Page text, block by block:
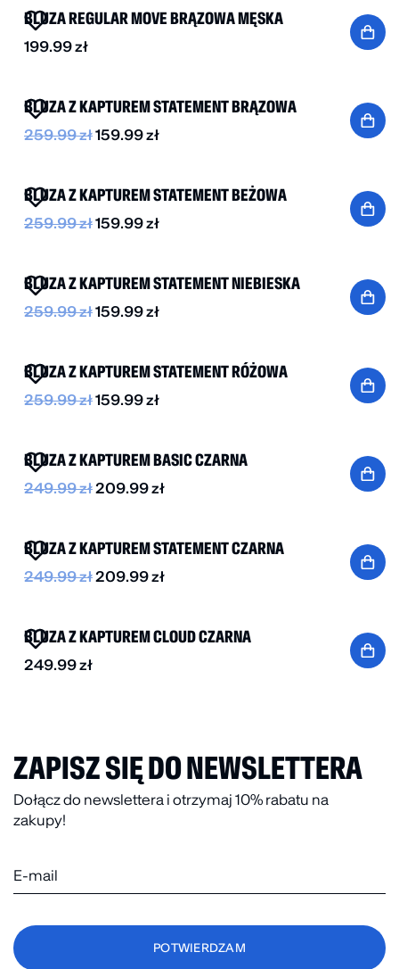
BLUZA REGULAR MOVE BRĄZOWA MĘSKA
199.99zł
BLUZA Z KAPTUREM STATEMENT BRĄZOWA
259.99zł159.99zł
BLUZA Z KAPTUREM STATEMENT BEŻOWA
259.99zł159.99zł
BLUZA Z KAPTUREM STATEMENT NIEBIESKA
259.99zł159.99zł
BLUZA Z KAPTUREM STATEMENT RÓŻOWA
259.99zł159.99zł
BLUZA Z KAPTUREM BASIC CZARNA
249.99zł209.99zł
BLUZA Z KAPTUREM STATEMENT CZARNA
249.99zł209.99zł
BLUZA Z KAPTUREM CLOUD CZARNA
249.99zł
ZAPISZ SIĘ DO NEWSLETTERA
Dołącz do newslettera i otrzymaj 10% rabatu na
zakupy!